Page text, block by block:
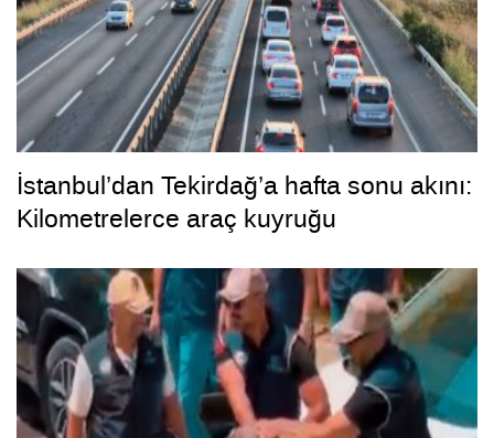
İstanbul’dan Tekirdağ’a hafta sonu akını:
Kilometrelerce araç kuyruğu